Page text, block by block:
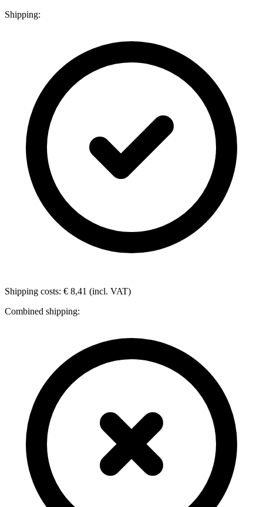
Shipping:
Shipping costs: € 8,41 (incl. VAT)
Combined shipping: